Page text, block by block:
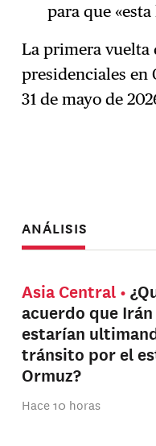
para que
La primera vuelta
presidenciales en
31 de mayo de
ANÁLISIS
Asia Central
acuerdo que Irán
estarían
tránsito por el
Ormuz?
Hace 10 horas